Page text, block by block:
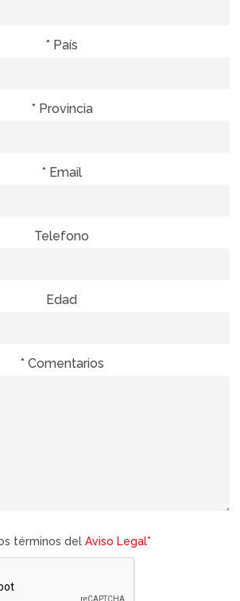
* País
* Provincia
* Email
Telefono
Edad
* Comentarios
términos del Aviso Legal*